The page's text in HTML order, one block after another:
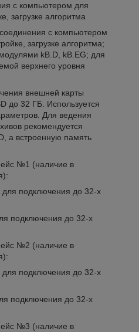
с компьютером для
загрузке алгоритма
с компьютером
загрузке алгоритма;
kB.D, kB.EG; для
верхнего уровня
внешней карты
до 32 ГБ. Используется
Для ведения
рекомендуется
а встроенную память
№1 (наличие в
для подключения до 32-х
подключения до 32-х
№2 (наличие в
для подключения до 32-х
подключения до 32-х
№3 (наличие в